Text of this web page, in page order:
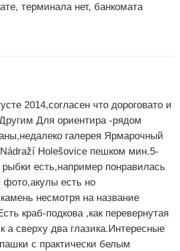
терминала нет, банкомата
2014,согласен что дороговато и
Для ориентира -рядом
галерея Ярмарочный
Holešovice пешком мин.5-
есть,например понравилась
фото,акулы есть но
несмотря на название
краб-подкова ,как перевернутая
а сверху два глазика.Интересные
с практически белым